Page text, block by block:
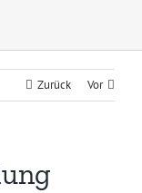
Zurück Vor